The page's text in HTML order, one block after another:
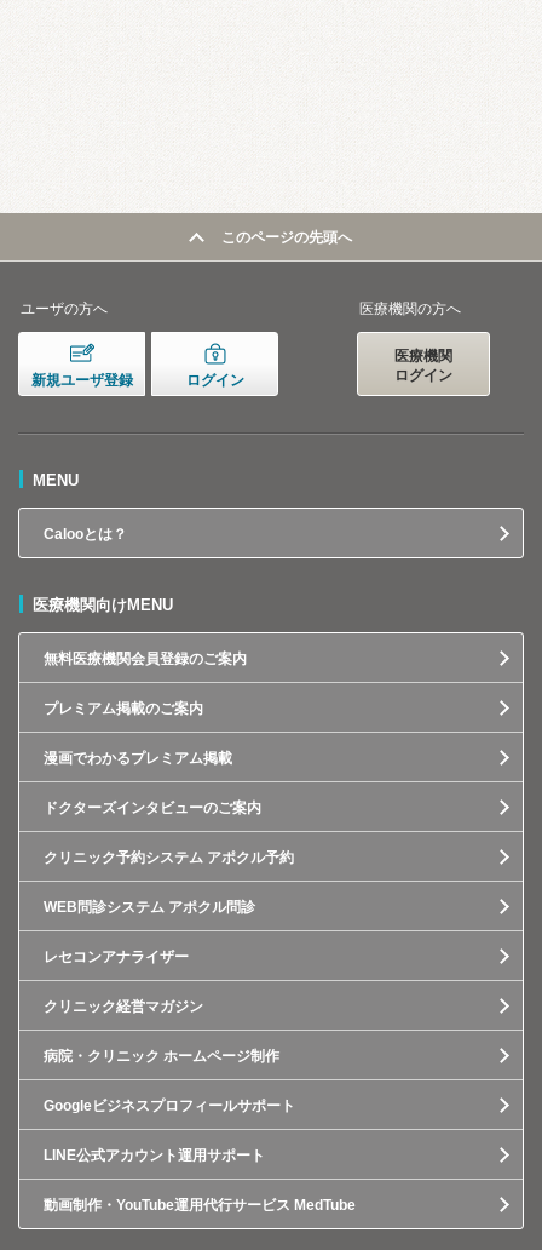
このページの先頭へ
ユーザの方へ
新規ユーザ登録 ログイン
医療機関の方へ
医療機関
ログイン
MENU
Calooとは？
医療機関向けMENU
無料医療機関会員登録のご案内
プレミアム掲載のご案内
漫画でわかるプレミアム掲載
ドクターズインタビューのご案内
クリニック予約システム アポクル予約
WEB問診システム アポクル問診
レセコンアナライザー
クリニック経営マガジン
病院・クリニック ホームページ制作
Googleビジネスプロフィールサポート
LINE公式アカウント運用サポート
動画制作・YouTube運用代行サービス MedTube